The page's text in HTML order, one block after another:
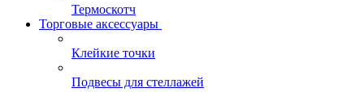
Термоскотч
Торговые аксессуары
Клейкие точки
Подвесы для стеллажей